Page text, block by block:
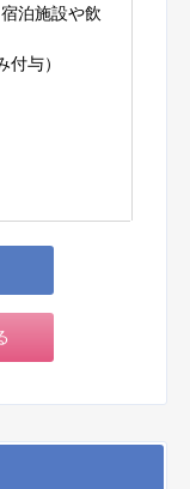
泊施設や飲
与）